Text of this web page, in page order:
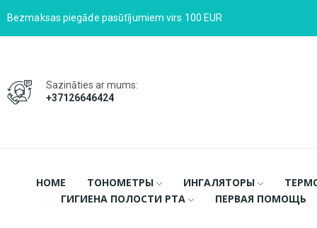
Bezmaksas piegāde pasūtījumiem virs 100 EUR
Sazināties ar mums:
+37126646424
HOME ТОНОМЕТРЫ ИНГАЛЯТОРЫ
ГИГИЕНА ПОЛОСТИ РТА
ПЕРВАЯ ПОМОЩЬ